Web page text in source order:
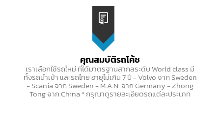
คุณสมบัติรถโค้ช
เราเลือกใช้รถใหม่ ที่ได้มาตรฐานสากลระดับ World class มี
ทั้งรถนำเข้า และรถไทย อายุไม่เกิน 7 ปี - Volvo จาก Sweden
- Scania จาก Sweden - M.A.N. จาก Germany - Zhong
Tong จาก China * กรุณาดูรายละเอียดรถแต่ละประเภท